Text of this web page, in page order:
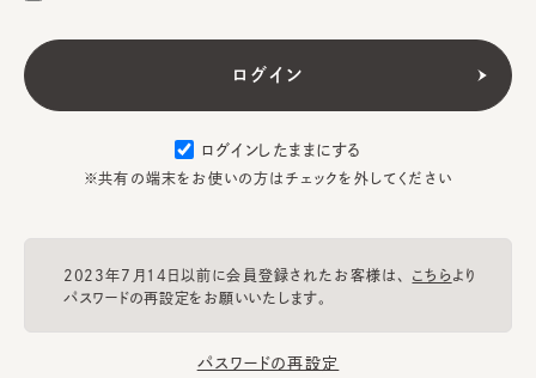
ログインしたままにする
※共有の端末をお使いの方はチェックを外してください
2023年7月14日以前に会員登録されたお客様は、 こちらより
パスワードの再設定をお願いいたします。
パスワードの再設定